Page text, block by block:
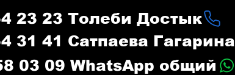
23 23 Толеби Достык
31 41 Сатпаева Гагарина
03 09 WhatsApp общий